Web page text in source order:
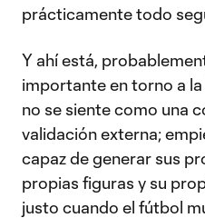
prácticamente todo
Y ahí está,
importante en torno a
no se siente como una
validación externa;
capaz de generar sus
propias figuras y su
justo cuando el fútbol